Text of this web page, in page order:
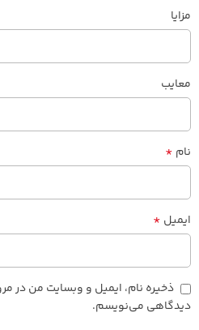
مزایا
معایب
نام *
ایمیل *
ذخیره نام، ایمیل و وبسایت من در
دیدگاهی می‌نویسم.